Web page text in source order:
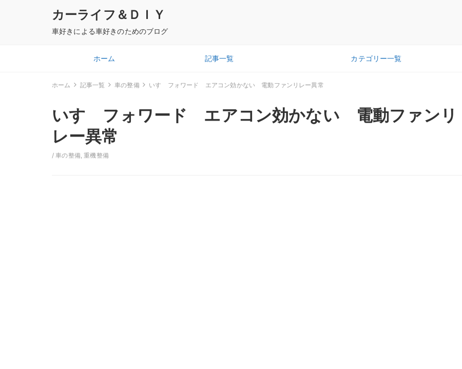
カーライフ＆ＤＩＹ
車好きによる車好きのためのブログ
ホーム 記事一覧 カテゴリー一覧
ホーム 記事一覧 車の整備 いすゞフォワード エアコン効かない 電動ファンリレー異常
いすゞフォワード エアコン効かない 電動ファンリ
レー異常
/車の整備,重機整備